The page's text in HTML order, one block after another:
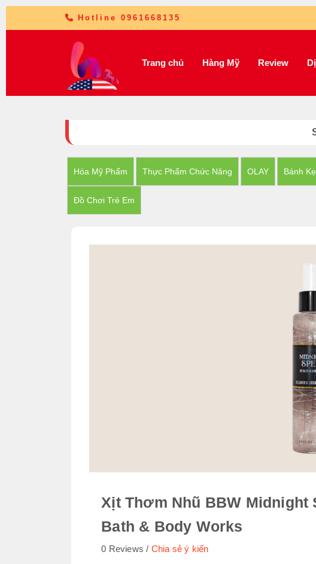
Hotline 0961668135
Trang chủ Hàng Mỹ Review
Hóa Mỹ Phẩm Thực Phẩm Chức Năng OLAY Bánh
Đồ Chơi Trẻ Em
Xịt Thơm Nhũ BBW Midnight
Bath & Body Works
0 Reviews Chia sẻ ý kiến